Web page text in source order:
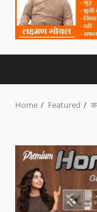
Home Featured